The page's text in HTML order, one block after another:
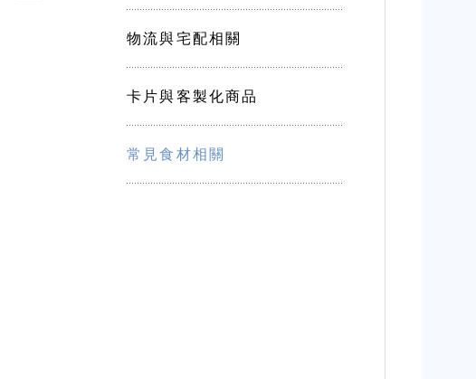
物流與宅配相關
卡片與客製化商品
常見食材相關